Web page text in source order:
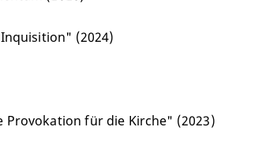
(2024)
Provokation für die Kirche" (2023)